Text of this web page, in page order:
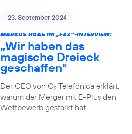
23. September 2024
MARKUS HAAS IM „FAZ“-INTERVIEW:
„Wir haben das
magische Dreieck
geschaffen“
Der CEO von O2Telefónica erklärt,
warum der Merger mit E-Plus den
Wettbewerb gestärkt hat